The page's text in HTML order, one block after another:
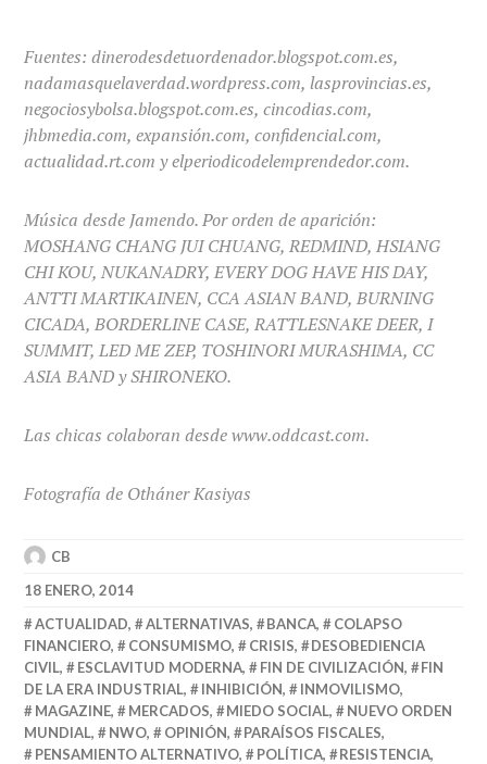
Fuentes: dinerodesdetuordenador.blogspot.com.es,
nadamasquelaverdad.wordpress.com, lasprovincias.es,
negociosybolsa.blogspot.com.es, cincodias.com,
jhbmedia.com, expansión.com, confidencial.com,
actualidad.rt.com y elperiodicodelemprendedor.com.
Música desde Jamendo. Por orden de aparición:
MOSHANG CHANG JUI CHUANG, REDMIND, HSIANG
CHI KOU, NUKANADRY, EVERY DOG HAVE HIS DAY,
ANTTI MARTIKAINEN, CCA ASIAN BAND, BURNING
CICADA, BORDERLINE CASE, RATTLESNAKE DEER, I
SUMMIT, LED ME ZEP, TOSHINORI MURASHIMA, CC
ASIA BAND y SHIRONEKO.
Las chicas colaboran desde www.oddcast.com.
Fotografía de Otháner Kasiyas
CB
18 ENERO, 2014
ACTUALIDAD, ALTERNATIVAS, BANCA,
COLAPSO
FINANCIERO, CONSUMISMO, CRISIS,
DESOBEDIENCIA
CIVIL, ESCLAVITUD MODERNA, FIN DE CIVILIZACIÓN,
FIN
DE LA ERA INDUSTRIAL, INHIBICIÓN, INMOVILISMO,
MAGAZINE, MERCADOS, MIEDO SOCIAL,
NUEVO ORDEN
MUNDIAL, NWO, OPINIÓN, PARAÍSOS FISCALES,
PENSAMIENTO ALTERNATIVO, POLÍTICA, RESISTENCIA,